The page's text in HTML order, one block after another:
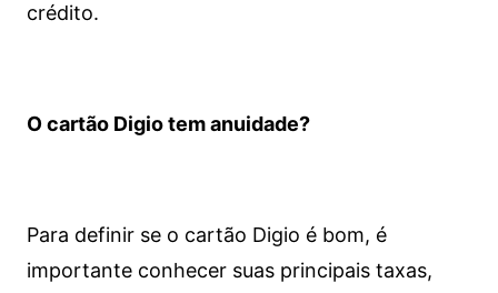
crédito.
O cartão Digio tem anuidade?
Para definir se o cartão Digio é bom, é
importante conhecer suas principais taxas,